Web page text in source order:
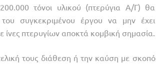
τόνοι υλικού (πτερύγια Α/Γ) θα
συγκεκριμένου έργου να μην έχει
ίνες πτερυγίων αποκτά κομβική σημασία.
τους διάθεση ή την καύση με σκοπό